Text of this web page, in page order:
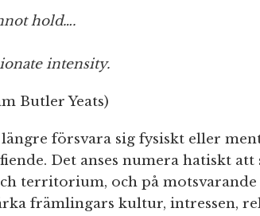
hold….
intensity.
Butler Yeats)
försvara sig fysiskt eller
Det anses numera hatiskt att
territorium, och på motsvarande
främlingars kultur, intressen,